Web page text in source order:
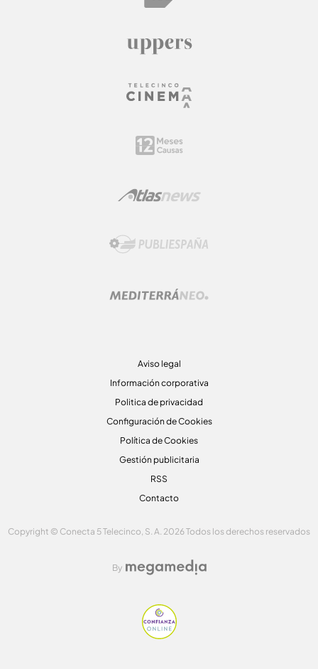
Aviso legal
Información corporativa
Politica de privacidad
Configuración de Cookies
Política de Cookies
Gestión publicitaria
RSS
Contacto
Copyright © Conecta 5 Telecinco, S. A. 2026 Todos los derechos reservados
By